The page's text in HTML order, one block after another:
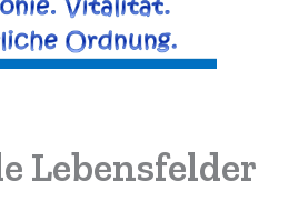
Lebensfelder